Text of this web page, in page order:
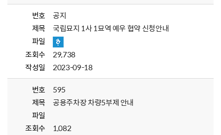
번호
공지
제목
국립묘지 1사 1묘역 예우 협약 신청안내
파일
조회수
29,738
작성일
2023-09-18
번호
595
제목
공용주차장 차량5부제 안내
파일
조회수
1,082